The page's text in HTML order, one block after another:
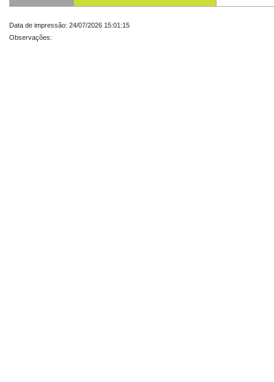
Data de impressão: 24/07/2026 15:01:15
Observações: